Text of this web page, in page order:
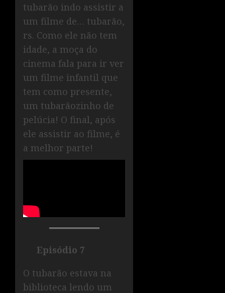
tubarão indo assistir a
um filme de… tubarão,
rs. Como ele não tem
idade, a moça do
cinema fala para ir ver
um filme infantil que
tem como presente,
um tubarãozinho de
pelúcia! O final, após
ele assistir ao filme, é
a melhor parte!
Episódio 7
O tubarão estava na
biblioteca lendo um